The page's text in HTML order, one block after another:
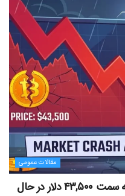
مقالات عمومی
مایکل ترپین: متاسفم، بیت‌کوین به سمت ۴۳,۵۰۰ دلار در حال